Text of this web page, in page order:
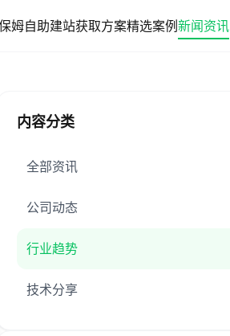
姆自助建站获取方案精选案例新闻资讯
内容分类
全部资讯
公司动态
行业趋势
技术分享